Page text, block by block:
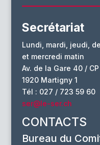
Secrétariat
Lundi, mardi, jeudi,
et mercredi matin
Av. de la Gare 40 /
1920 Martigny 1
Tél : 027 / 723 59 60
ser@le-ser.ch
CONTACTS
Bureau du